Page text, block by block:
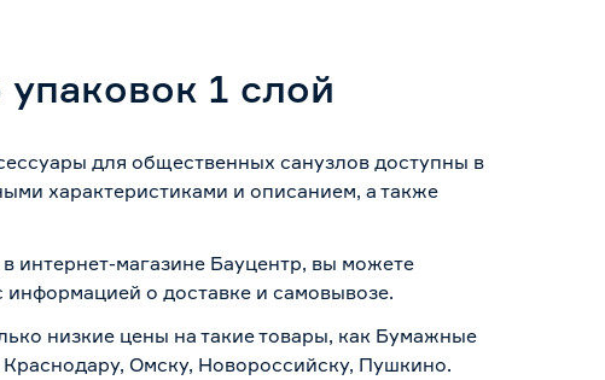
1 слой
для общественных санузлов доступны в
характеристиками и описанием, а также
интернет-магазине Бауцентр, вы можете
информацией о доставке и самовывозе.
низкие цены на такие товары, как Бумажные
Краснодару, Омску, Новороссийску, Пушкино.